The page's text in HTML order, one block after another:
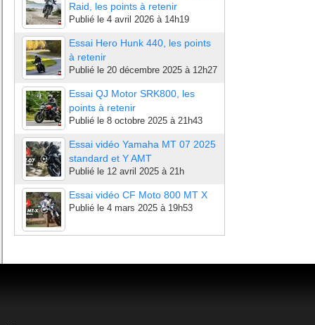
Raid, les points à retenir
Publié le 4 avril 2026 à 14h19
Essai Hero Hunk 440, les points
à retenir
Publié le 20 décembre 2025 à 12h27
Essai QJ Motor SRK800, les
points à retenir
Publié le 8 octobre 2025 à 21h43
Essai vidéo Yamaha MT 07 2025
standard et Y AMT
Publié le 12 avril 2025 à 21h
Essai vidéo CF Moto 800 MT X
Publié le 4 mars 2025 à 19h53